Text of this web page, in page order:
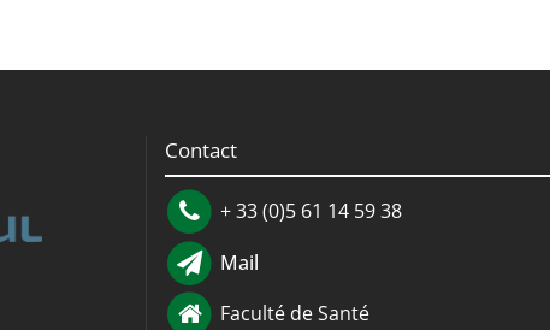
Contact
+ 33 (0)5 61 14 59 38
Mail
Faculté de Santé